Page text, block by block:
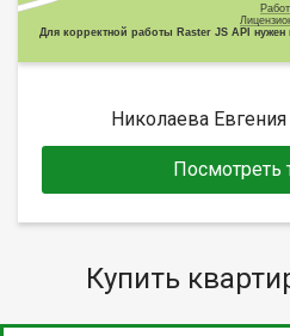
Для корректной работы Raster JS API
Николаева
Посмотреть
Купить